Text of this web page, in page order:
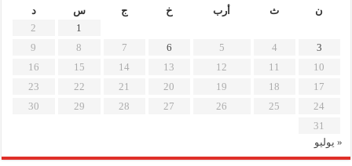
ن
ث أرب خ ج س
د
1
2
3
4
5
6
7
8
9
10
11
12
13
14
15
16
17
18
19
20
21
22
23
24
25
26
27
28
29
30
31
« يوليو